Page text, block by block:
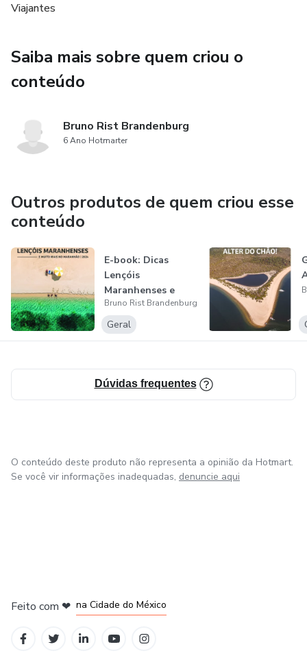
Viajantes
Saiba mais sobre quem criou o
conteúdo
Bruno Rist Brandenburg
6 Ano Hotmarter
Outros produtos de quem criou esse
conteúdo
E-book: Dicas
Lençóis
Maranhenses e
muito mais no
Maranhão!...
Bruno Rist Brandenburg
Geral
Dúvidas frequentes
O conteúdo deste produto não representa a opinião da Hotmart.
Se você vir informações inadequadas, denuncie aqui
Feito com ❤ na Cidade do México